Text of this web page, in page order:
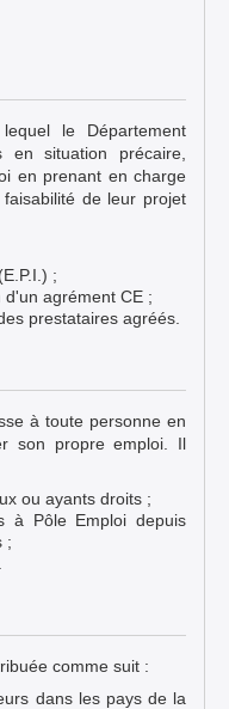
le Département
situation précaire,
en prenant en charge
de leur projet
;
agrément CE ;
prestataires agréés.
à toute personne en
son propre emploi. Il
ou ayants droits ;
à Pôle Emploi depuis
;
comme suit :
dans les pays de la